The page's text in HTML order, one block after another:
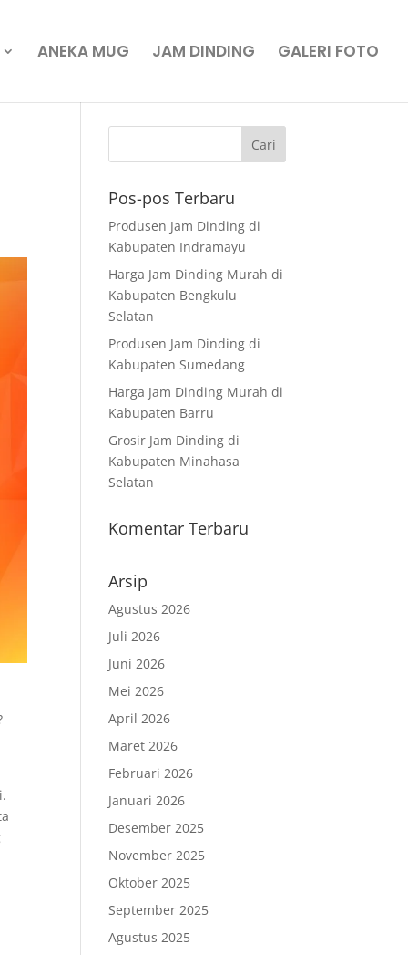
ANEKA MUG JAM DINDING GALERI FOTO
Pos-pos Terbaru
Produsen Jam Dinding di
Kabupaten Indramayu
Harga Jam Dinding Murah di
Kabupaten Bengkulu
Selatan
Produsen Jam Dinding di
Kabupaten Sumedang
Harga Jam Dinding Murah di
Kabupaten Barru
Grosir Jam Dinding di
Kabupaten Minahasa
Selatan
Komentar Terbaru
Arsip
Agustus 2026
Juli 2026
Juni 2026
Mei 2026
April 2026
Maret 2026
Februari 2026
Januari 2026
Desember 2025
November 2025
Oktober 2025
September 2025
Agustus 2025